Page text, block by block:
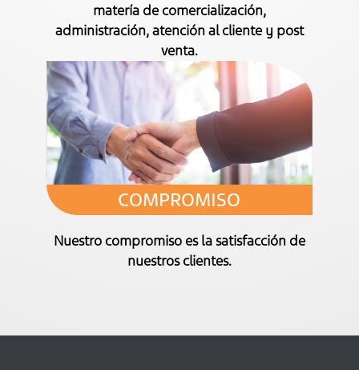
matería de comercialización,
administración, atención al cliente y post
venta.
COMPROMISO
Nuestro compromiso es la satisfacción de
nuestros clientes.